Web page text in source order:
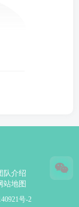
队介绍
站地图
号-2